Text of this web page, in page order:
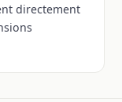
directement